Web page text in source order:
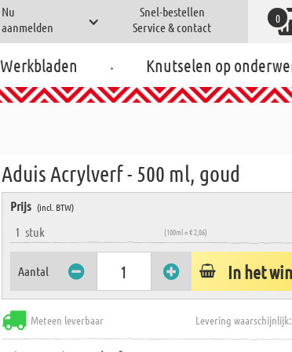
Nu
aanmelden
Snel-bestellen
Service & contact
0
Werkbladen . Knutselen op
Aduis Acrylverf - 500 ml, goud
Prijs (incl. BTW)
1stuk (100ml = € 2,06)
Aantal In het
Meteen leverbaar Levering waarschijnlijk: